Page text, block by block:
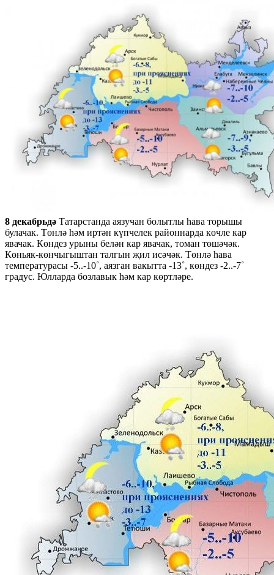
8 декабрьдә Татарстанда аязучан болытлы һава торышы
булачак. Төнлә һәм иртән күпчелек районнарда көчле кар
явачак. Көндез урыны белән кар явачак, томан төшәчәк.
Көньяк-көнчыгыштан талгын җил исәчәк. Төнлә һава
температурасы -5..-10˚, аязган вакытта -13˚, көндез -2..-7˚
градус. Юлларда бозлавык һәм кар көртләре.